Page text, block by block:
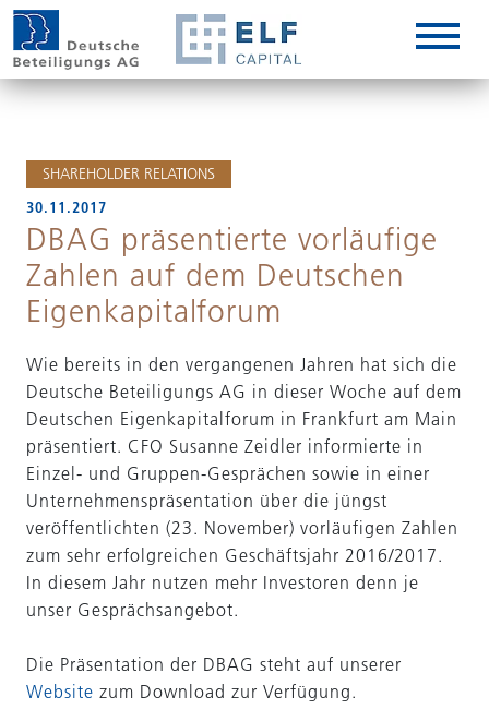
SHAREHOLDER RELATIONS
30.11.2017
DBAG präsentierte vorläufige
Zahlen auf dem Deutschen
Eigenkapitalforum
Wie bereits in den vergangenen Jahren hat sich die
Deutsche Beteiligungs AG in dieser Woche auf dem
Deutschen Eigenkapitalforum in Frankfurt am Main
präsentiert. CFO Susanne Zeidler informierte in
Einzel- und Gruppen-Gesprächen sowie in einer
Unternehmenspräsentation über die jüngst
veröffentlichten (23. November) vorläufigen Zahlen
zum sehr erfolgreichen Geschäftsjahr 2016/2017.
In diesem Jahr nutzen mehr Investoren denn je
unser Gesprächsangebot.
Die Präsentation der DBAG steht auf unserer
Website zum Download zur Verfügung.